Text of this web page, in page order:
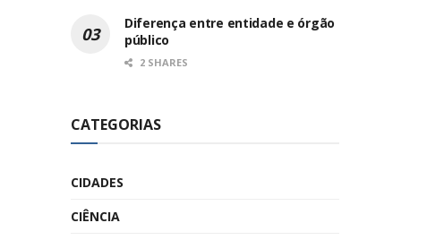
Diferença entre entidade e órgão
público
2 SHARES
CATEGORIAS
CIDADES
CIÊNCIA